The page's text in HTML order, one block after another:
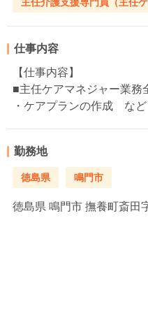
主任介護支援専門員（主任ケ
仕事内容
【仕事内容】
■主任ケアマネジャー業務
・ケアプランの作成 など
勤務地
徳島県 鳴門市
徳島県 鳴門市 撫養町斎田